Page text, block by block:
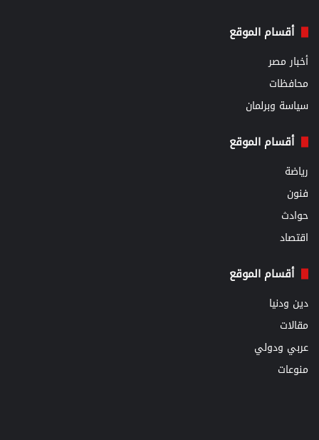
أقسام الموقع
أخبار مصر
محافظات
سياسة وبرلمان
أقسام الموقع
رياضة
فنون
حوادث
اقتصاد
أقسام الموقع
دين ودنيا
مقالات
عربي ودولي
منوعات